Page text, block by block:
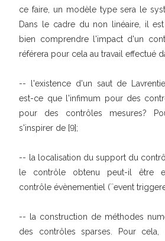
ce faire, un modèle type sera le
Dans le cadre du non linéaire, il
bien comprendre l'impact d'un
référera pour cela au travail effectué
-- l'existence d'un saut de
est-ce que l'infimum pour des
pour des contrôles mesures?
s'inspirer de [9];
-- la localisation du support du
le contrôle obtenu peut-il être
contrôle évènementiel (``event
-- la construction de méthodes
des contrôles sparses. Pour cela,